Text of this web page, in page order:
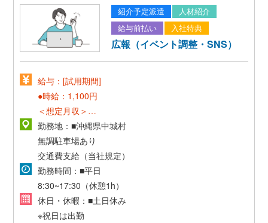
紹介予定派遣
人材紹介
給与前払い
入社特典
広報（イベント調整・SNS）
給与：[試用期間]
●時給：1,100円
＜想定月収＞
時給1,100円×８h×21日＝184,000円
[正社員登用後]
●月給：173,300円
●昇給：年1回
●賞与：年2回（計4か月分）
勤務地：■沖縄県中城村
無調駐車場あり
交通費支給（当社規定）
勤務時間：■平日
8:30~17:30（休憩1h）
休日・休暇：■土日休み
※祝日は出勤